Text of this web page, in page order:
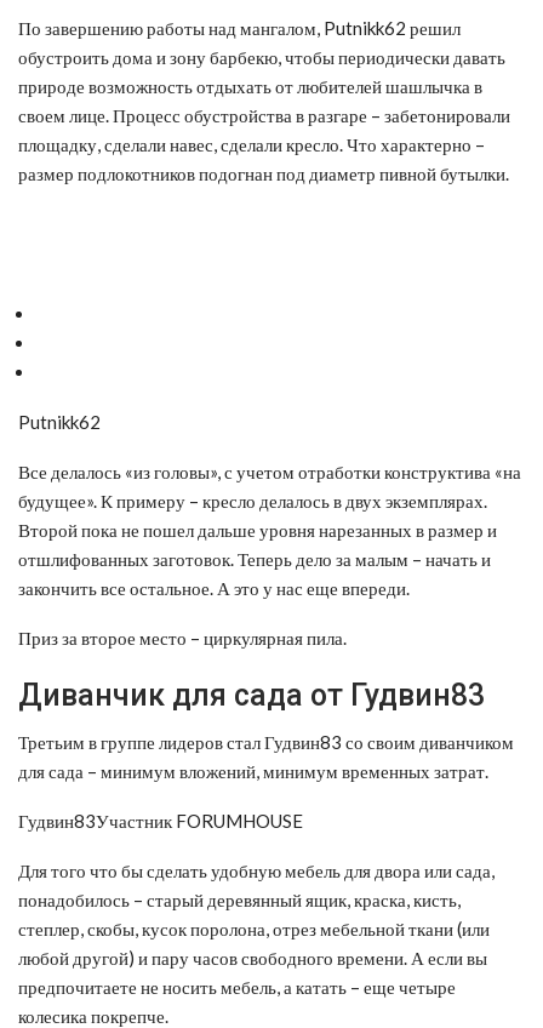
По завершению работы над мангалом, Putnikk62 решил
обустроить дома и зону барбекю, чтобы периодически давать
природе возможность отдыхать от любителей шашлычка в
своем лице. Процесс обустройства в разгаре – забетонировали
площадку, сделали навес, сделали кресло. Что характерно –
размер подлокотников подогнан под диаметр пивной бутылки.
Putnikk62
Все делалось «из головы», с учетом отработки конструктива «на
будущее». К примеру – кресло делалось в двух экземплярах.
Второй пока не пошел дальше уровня нарезанных в размер и
отшлифованных заготовок. Теперь дело за малым – начать и
закончить все остальное. А это у нас еще впереди.
Приз за второе место – циркулярная пила.
Диванчик для сада от Гудвин83
Третьим в группе лидеров стал Гудвин83 со своим диванчиком
для сада – минимум вложений, минимум временных затрат.
Гудвин83Участник FORUMHOUSE
Для того что бы сделать удобную мебель для двора или сада,
понадобилось – старый деревянный ящик, краска, кисть,
степлер, скобы, кусок поролона, отрез мебельной ткани (или
любой другой) и пару часов свободного времени. А если вы
предпочитаете не носить мебель, а катать – еще четыре
колесика покрепче.